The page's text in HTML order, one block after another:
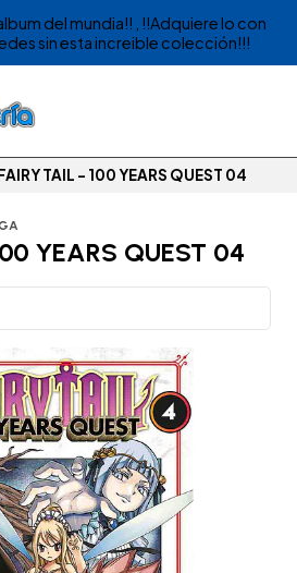
del mundia!! , !!Adquiere lo con
sin esta increible colección!!!
TAIL - 100 YEARS QUEST 04
YEARS QUEST 04